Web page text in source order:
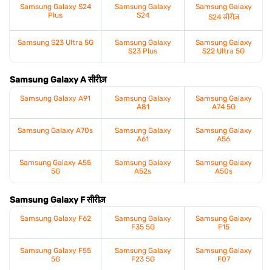
Samsung Galaxy S24
Plus
Samsung Galaxy
S24
Samsung Galaxy
S24 सीरीज़
Samsung S23 Ultra 5G
Samsung Galaxy
S23 Plus
Samsung Galaxy
S22 Ultra 5G
Samsung Galaxy A सीरीज़
Samsung Galaxy A91
Samsung Galaxy
A81
Samsung Galaxy
A74 5G
Samsung Galaxy A70s
Samsung Galaxy
A61
Samsung Galaxy
A56
Samsung Galaxy A55
5G
Samsung Galaxy
A52s
Samsung Galaxy
A50s
Samsung Galaxy F सीरीज़
Samsung Galaxy F62
Samsung Galaxy
F35 5G
Samsung Galaxy
F15
Samsung Galaxy F55
5G
Samsung Galaxy
F23 5G
Samsung Galaxy
F07